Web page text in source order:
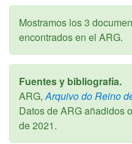
Mostramos los 3
encontrados en el ARG.
Fuentes y bibliografía.
ARG,Arquivo do Reino
Datos de ARG añadidos
de 2021.